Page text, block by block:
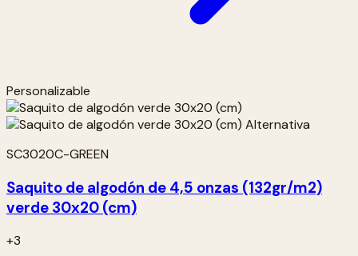
Personalizable
SC3020C-GREEN
Saquito de algodón de 4,5 onzas (132gr/m2)
verde 30x20 (cm)
+3